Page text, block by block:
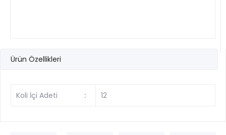
Ürün Özellikleri
Koli İçi Adeti : 12